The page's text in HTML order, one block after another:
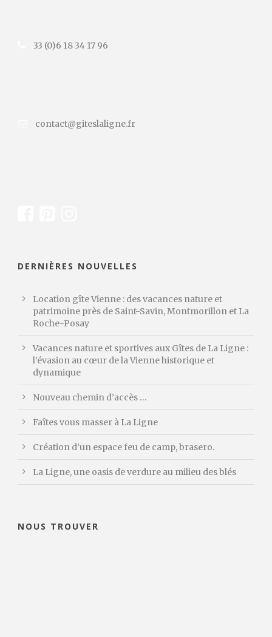
33 (0)6 18 34 17 96
contact@giteslaligne.fr
DERNIÈRES NOUVELLES
Location gîte Vienne : des vacances nature et
patrimoine près de Saint-Savin, Montmorillon et La
Roche-Posay
Vacances nature et sportives aux Gîtes de La Ligne :
l’évasion au cœur de la Vienne historique et
dynamique
Nouveau chemin d’accès …
Faîtes vous masser à La Ligne
Création d’un espace feu de camp, brasero.
La Ligne, une oasis de verdure au milieu des blés
NOUS TROUVER